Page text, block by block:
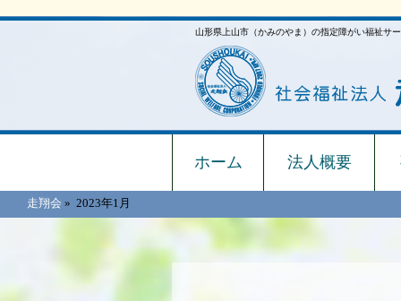
山形県上山市（かみのやま）の指定障がい福祉サ
ホーム 法人概要
走翔会 » 2023年1月